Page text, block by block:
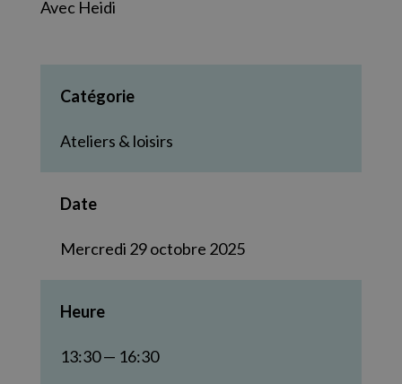
Avec Heidi
Catégorie
Ateliers & loisirs
Date
Mercredi 29 octobre 2025
Heure
13:30 — 16:30